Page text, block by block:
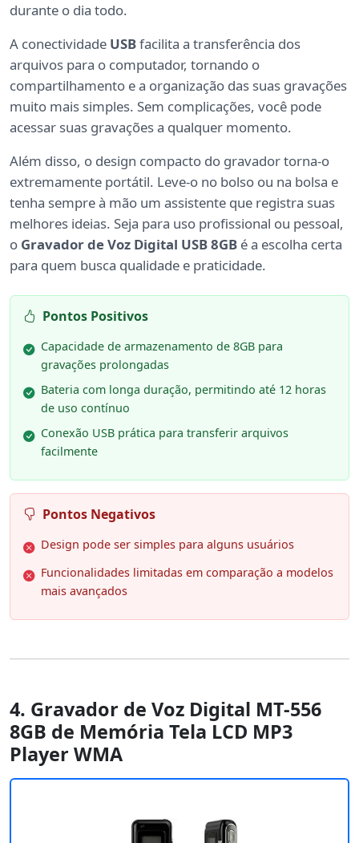
durante o dia todo.
A conectividade USBfacilita a transferência dos
arquivos para o computador, tornando o
compartilhamento e a organização das suas gravações
muito mais simples. Sem complicações, você pode
acessar suas gravações a qualquer momento.
Além disso, o design compacto do gravador torna-o
extremamente portátil. Leve-o no bolso ou na bolsa e
tenha sempre à mão um assistente que registra suas
melhores ideias. Seja para uso profissional ou pessoal,
o Gravador de Voz Digital USB 8GB é a escolha certa
para quem busca qualidade e praticidade.
Pontos Positivos
Capacidade de armazenamento de 8GB para
gravações prolongadas
Bateria com longa duração, permitindo até 12 horas
de uso contínuo
Conexão USB prática para transferir arquivos
facilmente
Pontos Negativos
Design pode ser simples para alguns usuários
Funcionalidades limitadas em comparação a modelos
mais avançados
4. Gravador de Voz Digital MT-556
8GB de Memória Tela LCD MP3
Player WMA